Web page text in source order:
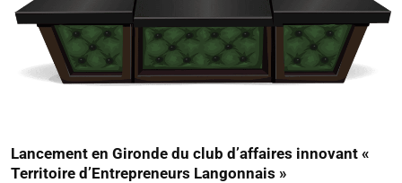
Lancement en Gironde du club d’affaires innovant «
Territoire d’Entrepreneurs Langonnais »